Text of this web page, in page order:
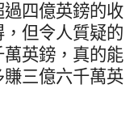
四億英鎊的收
但令人質疑的
英鎊，真的能
三億六千萬英